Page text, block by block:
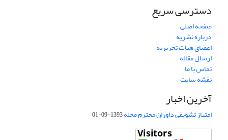
دسترسی سریع
صفحه اصلی
درباره نشریه
اعضای هیات تحریریه
ارسال مقاله
تماس با ما
نقشه سایت
آخرین اخبار
امتیاز تشویقی داوران محترم مجله1393-09-01